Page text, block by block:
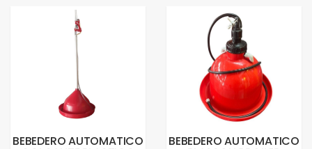
BEBEDERO AUTOMATICO BEBEDERO AUTOMATICO